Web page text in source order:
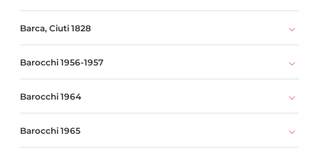
Barca, Ciuti 1828
Barocchi 1956-1957
Barocchi 1964
Barocchi 1965